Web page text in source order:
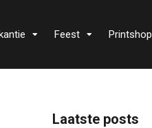
Feest Printshop
Laatste posts